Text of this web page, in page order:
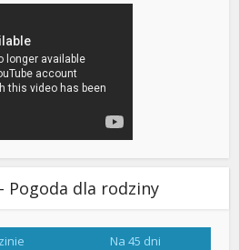
Pogoda dla rodziny
Na 45 dni